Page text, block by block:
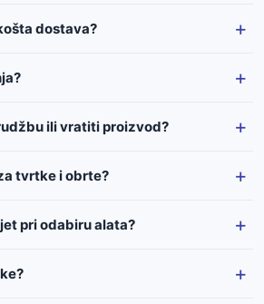
dostava?
ili vratiti proizvod?
tvrtke i obrte?
pri odabiru alata?